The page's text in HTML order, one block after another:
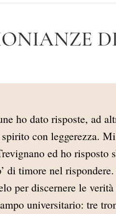
ho dato risposte, ad
con leggerezza.
ed ho risposto
di timore nel
per discernere le
universitario: tre